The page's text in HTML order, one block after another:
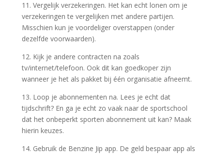
11. Vergelijk verzekeringen. Het kan echt lonen om je
verzekeringen te vergelijken met andere partijen.
Misschien kun je voordeliger overstappen (onder
dezelfde voorwaarden).
12. Kijk je andere contracten na zoals
tv/internet/telefoon. Ook dit kan goedkoper zijn
wanneer je het als pakket bij één organisatie afneemt.
13. Loop je abonnementen na. Lees je echt dat
tijdschrift? En ga je echt zo vaak naar de sportschool
dat het onbeperkt sporten abonnement uit kan? Maak
hierin keuzes.
14. Gebruik de Benzine Jip app. De geld bespaar app als